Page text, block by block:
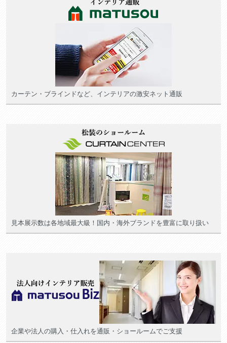
カーテン・ブラインドなど、インテリアの激安ネット通販
見本展示数は各地域最大級！国内・海外ブランドを豊富に取り扱い
企業や法人の購入・仕入れを通販・ショールームでご支援